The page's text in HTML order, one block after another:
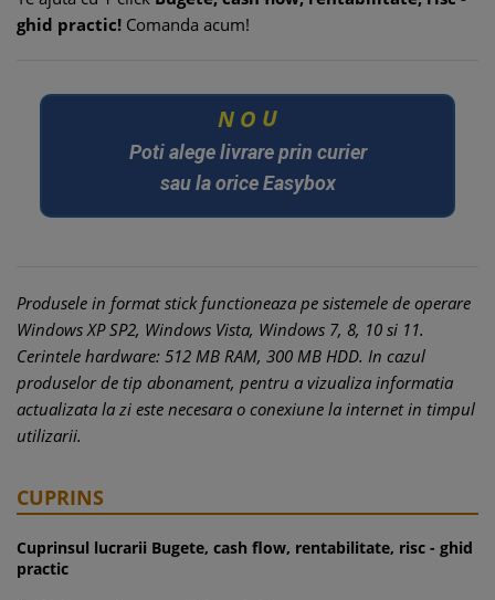
ghid practic! Comanda acum!
N O U
Poti alege livrare prin curier
sau la orice Easybox
Produsele in format stick functioneaza pe sistemele de operare
Windows XP SP2, Windows Vista, Windows 7, 8, 10 si 11.
Cerintele hardware: 512 MB RAM, 300 MB HDD. In cazul
produselor de tip abonament, pentru a vizualiza informatia
actualizata la zi este necesara o conexiune la internet in timpul
utilizarii.
CUPRINS
Cuprinsul lucrarii Bugete, cash flow, rentabilitate, risc - ghid
practic